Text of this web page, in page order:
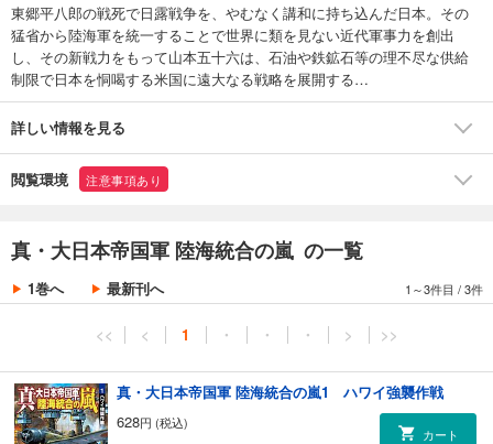
東郷平八郎の戦死で日露戦争を、やむなく講和に持ち込んだ日本。その
猛省から陸海軍を統一することで世界に類を見ない近代軍事力を創出
し、その新戦力をもって山本五十六は、石油や鉄鉱石等の理不尽な供給
制限で日本を恫喝する米国に遠大なる戦略を展開する…
詳しい情報を見る
閲覧環境 注意事項あり
真・大日本帝国軍 陸海統合の嵐 の一覧
1巻へ 最新刊へ 1～3件目 /3件
<< < 1 ・ ・ ・ > >>
真・大日本帝国軍 陸海統合の嵐1 ハワイ強襲作戦
628円 (税込)
カート